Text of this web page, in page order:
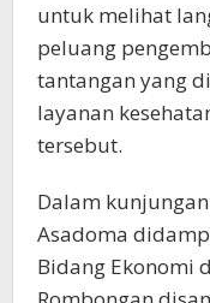
untuk melihat
peluang
tantangan yang
layanan
tersebut.
Dalam
Asadoma
Bidang Ekonomi